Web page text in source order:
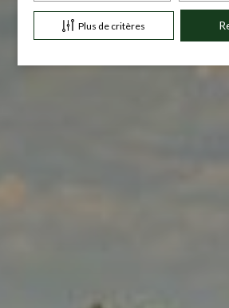
Plus de critères